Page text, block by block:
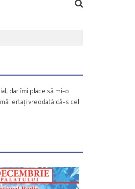
dar îmi place să mi-o
iertați vreodată că-s cel